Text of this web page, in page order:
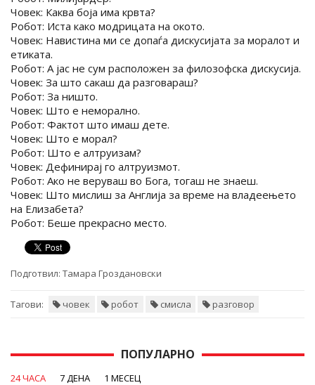
Човек: Каква боја има крвта?
Робот: Иста како модрицата на окото.
Човек: Навистина ми се допаѓа дискусијата за моралот и
етиката.
Робот: А јас не сум расположен за филозофска дискусија.
Човек: За што сакаш да разговараш?
Робот: За ништо.
Човек: Што е неморално.
Робот: Фактот што имаш дете.
Човек: Што е морал?
Робот: Што е алтруизам?
Човек: Дефинирај го алтруизмот.
Робот: Ако не веруваш во Бога, тогаш не знаеш.
Човек: Што мислиш за Англија за време на владеењето
на Елизабета?
Робот: Беше прекрасно место.
Подготвил: Тамара Гроздановски
Тагови: човек робот смисла разговор
ПОПУЛАРНО
24 ЧАСА 7 ДЕНА 1 МЕСЕЦ